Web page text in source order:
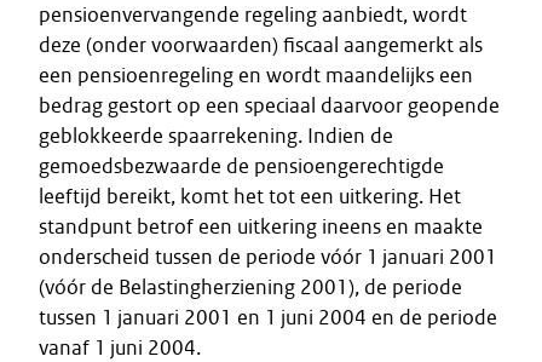
pensioenvervangende regeling aanbiedt, wordt
deze (onder voorwaarden) fiscaal aangemerkt als
een pensioenregeling en wordt maandelijks een
bedrag gestort op een speciaal daarvoor geopende
geblokkeerde spaarrekening. Indien de
gemoedsbezwaarde de pensioengerechtigde
leeftijd bereikt, komt het tot een uitkering. Het
standpunt betrof een uitkering ineens en maakte
onderscheid tussen de periode vóór 1 januari 2001
(vóór de Belastingherziening 2001), de periode
tussen 1 januari 2001 en 1 juni 2004 en de periode
vanaf 1 juni 2004.